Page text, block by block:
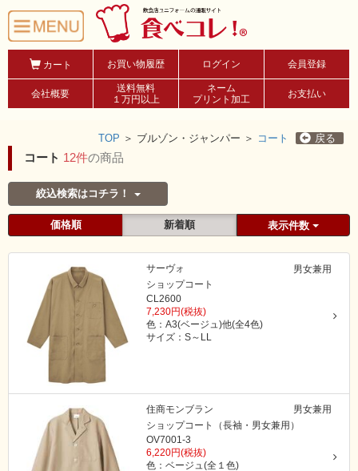
カート お買い物履歴 ログイン 会員登録
会社概要
送料無料
１万円以上
ネーム
プリント加工
お支払い
TOP ＞ ブルゾン・ジャンパー ＞ コート 戻る
コート 12件の商品
絞込検索はコチラ！
価格順 新着順 表示件数
男女兼用
サーヴォ
ショップコート
CL2600
7,230円(税抜)
色：A3(ベージュ)他(全4色)
サイズ：S～LL
男女兼用
住商モンブラン
ショップコート（長袖・男女兼用）
OV7001-3
6,220円(税抜)
色：ベージュ(全１色)